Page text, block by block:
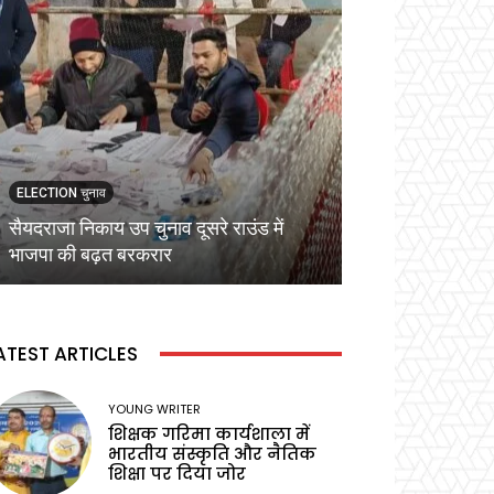
ELECTION चुनाव
सैयदराजा निकाय उप चुनाव दूसरे राउंड में
भाजपा की बढ़त बरकरार
ARTICLES
YOUNG WRITER
शिक्षक गरिमा कार्यशाला में
भारतीय संस्कृति और नैतिक
शिक्षा पर दिया जोर